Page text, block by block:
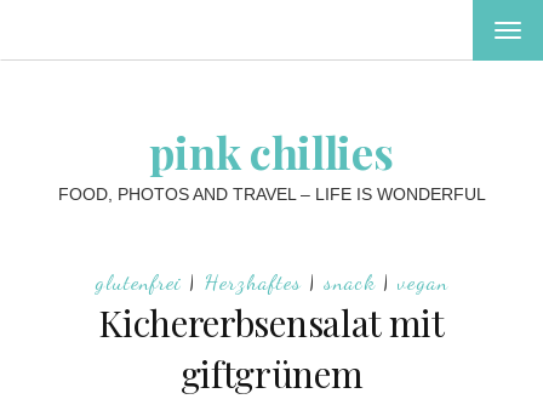
pink chillies
FOOD, PHOTOS AND TRAVEL – LIFE IS WONDERFUL
glutenfrei | Herzhaftes | snack | vegan
Kichererbsensalat mit
giftgrünem